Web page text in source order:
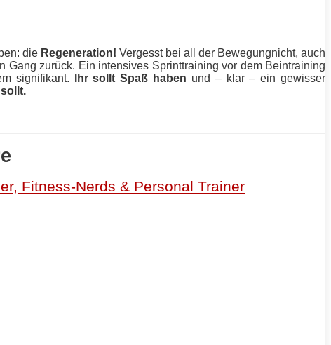
die Regeneration! Vergesst bei all der Bewegungnicht, auch
Gang zurück. Ein intensives Sprinttraining vor dem Beintraining
signifikant. Ihr sollt Spaß haben und – klar – ein gewisser
Fitness-Nerds & Personal Trainer